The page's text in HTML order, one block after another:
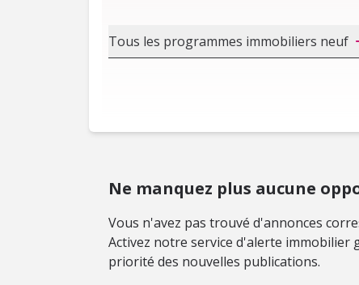
Tous les programmes immobiliers neuf
Ne manquez plus aucune
Vous n'avez pas trouvé d'annonces
Activez notre service d'alerte
priorité des nouvelles publications.